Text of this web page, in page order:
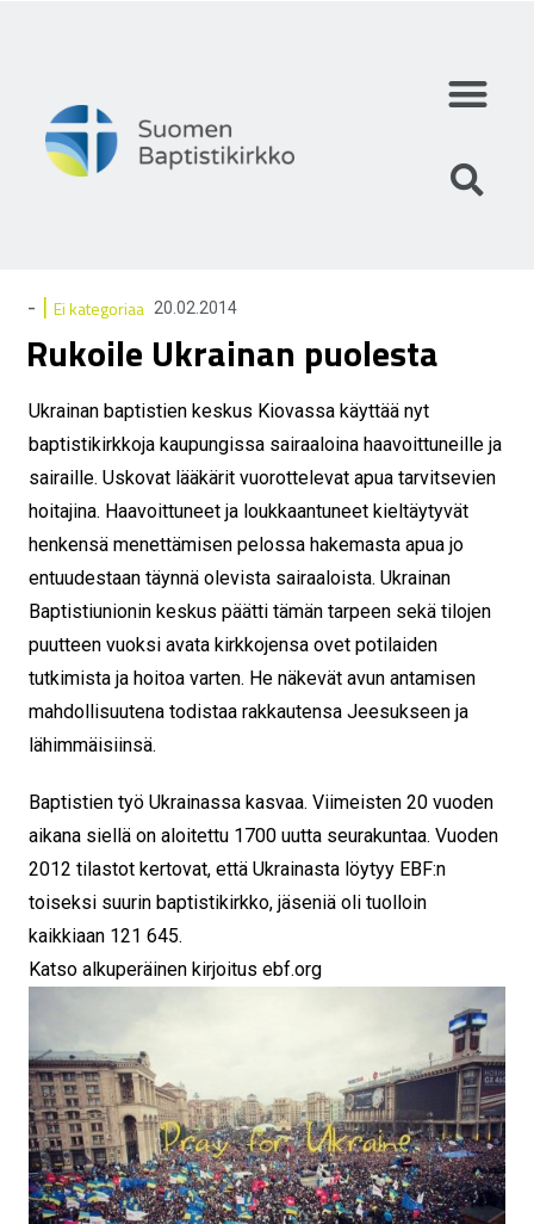
- | Ei kategoriaa 20.02.2014
Rukoile Ukrainan puolesta
Ukrainan baptistien keskus Kiovassa käyttää nyt
baptistikirkkoja kaupungissa sairaaloina haavoittuneille ja
sairaille. Uskovat lääkärit vuorottelevat apua tarvitsevien
hoitajina. Haavoittuneet ja loukkaantuneet kieltäytyvät
henkensä menettämisen pelossa hakemasta apua jo
entuudestaan täynnä olevista sairaaloista. Ukrainan
Baptistiunionin keskus päätti tämän tarpeen sekä tilojen
puutteen vuoksi avata kirkkojensa ovet potilaiden
tutkimista ja hoitoa varten. He näkevät avun antamisen
mahdollisuutena todistaa rakkautensa Jeesukseen ja
lähimmäisiinsä.
Baptistien työ Ukrainassa kasvaa. Viimeisten 20 vuoden
aikana siellä on aloitettu 1700 uutta seurakuntaa. Vuoden
2012 tilastot kertovat, että Ukrainasta löytyy EBF:n
toiseksi suurin baptistikirkko, jäseniä oli tuolloin
kaikkiaan 121 645.
Katso alkuperäinen kirjoitus ebf.org